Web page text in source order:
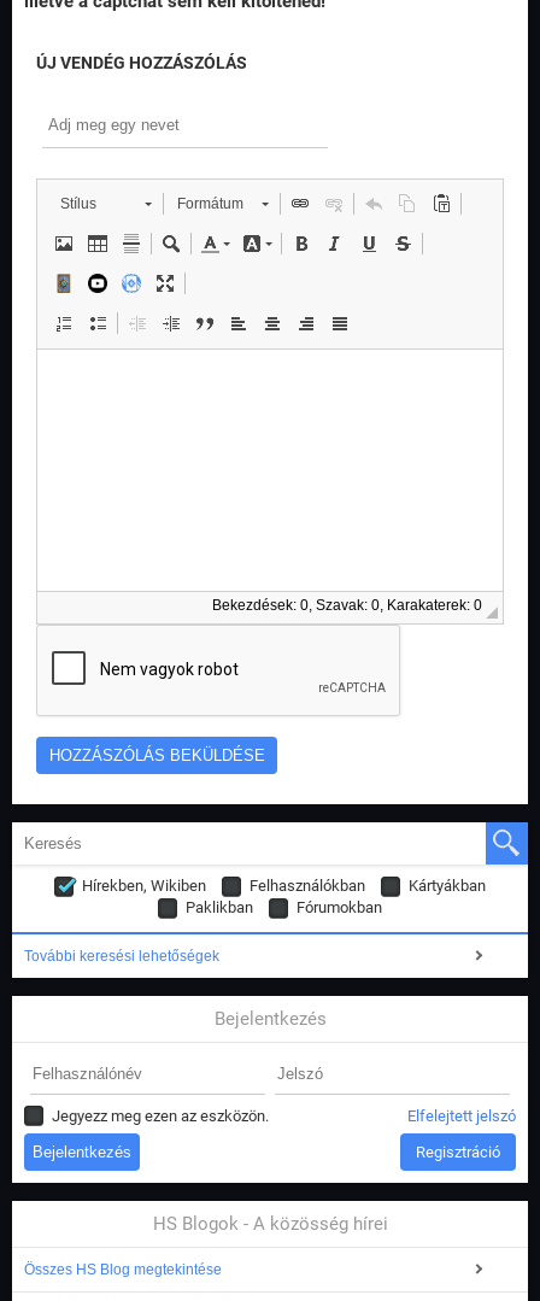
ÚJ VENDÉG HOZZÁSZÓLÁS
Stílus Formátum
Bekezdések: 0, Szavak: 0, Karakaterek: 0
Hírekben, Wikiben Felhasználókban
Kártyákban
Paklikban
Fórumokban
További keresési lehetőségek
Bejelentkezés
Jegyezz meg ezen az eszközön. Elfelejtett jelszó
Regisztráció
HS Blogok - A közösség hírei
Összes HS Blog megtekintése